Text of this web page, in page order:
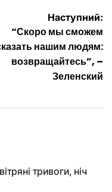
Наступний:
“Скоро мы сможем
нашим людям:
возвращайтесь”, –
Зеленский
тривоги, ніч